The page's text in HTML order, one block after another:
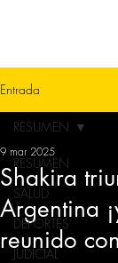
Entrada
RESUMEN
SALUD
DEPORTES
JUDICIAL
RESUMEN
Shakira
Argentina
reunido
9 mar 2025